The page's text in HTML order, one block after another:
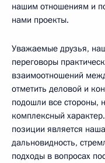
нашим отношениям и
нами проекты.
Уважаемые друзья,
переговоры
взаимоотношений
отметить деловой и
подошли все стороны,
комплексный
позиции является
дальновидность,
подходы в вопросах